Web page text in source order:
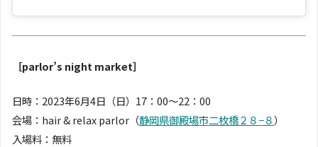
［parlor’s night market］
日時：2023年6月4日（日）17：00〜22：00
会場：hair & relax parlor（静岡県御殿場市二枚橋２８−８）
入場料：無料